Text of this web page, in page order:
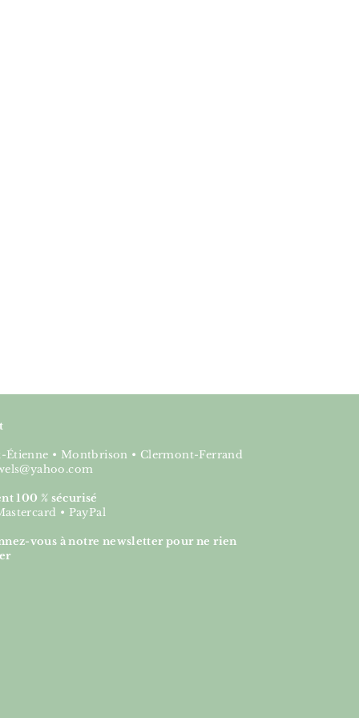
Étienne • Montbrison • Clermont-Ferrand
100 % sécurisé
• PayPal
vous à notre newsletter pour ne rien